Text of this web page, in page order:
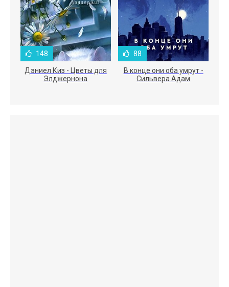
148
Дэниел Киз - Цветы для
Элджернона
88
В конце они оба умрут -
Сильвера Адам